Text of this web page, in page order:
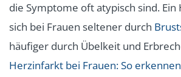
die Symptome oft atypisch sind.
sich bei Frauen seltener durch
häufiger durch Übelkeit und
Herzinfarkt bei Frauen: So